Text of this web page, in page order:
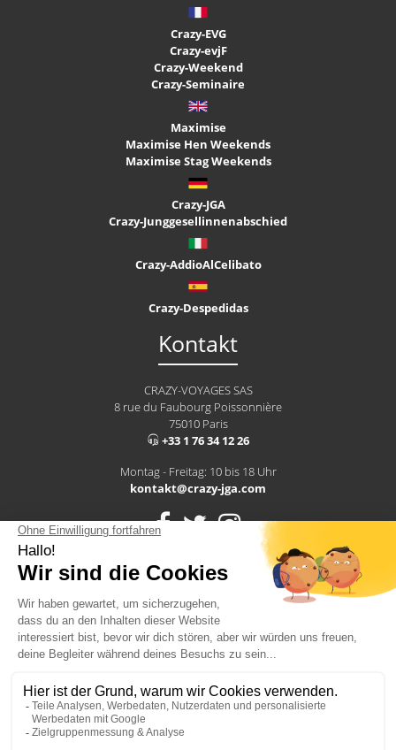
Crazy-EVG
Crazy-evjF
Crazy-Weekend
Crazy-Seminaire
Maximise
Maximise Hen Weekends
Maximise Stag Weekends
Crazy-JGA
Crazy-Junggesellinnenabschied
Crazy-AddioAlCelibato
Crazy-Despedidas
Kontakt
CRAZY-VOYAGES SAS
8 rue du Faubourg Poissonnière
75010 Paris
+33 1 76 34 12 26
Montag - Freitag: 10 bis 18 Uhr
kontakt@crazy-jga.com
Hiscox ist ein Schutz vor Risiken am Arbeitsplatz
Alle Rechte vorbehalten